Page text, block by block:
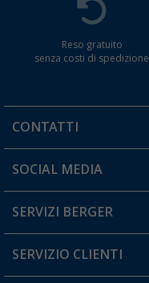
Reso gratuito
senza costi di spedizione
CONTATTI
Orari di apertura del servizio:
Hai una domanda?
SOCIAL MEDIA
SERVIZI BERGER
Diventare rivenditori
SERVIZIO CLIENTI